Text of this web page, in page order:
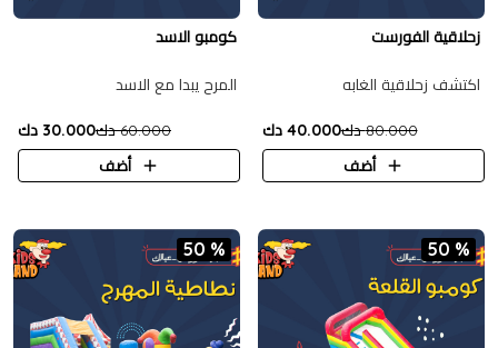
زحلاقية الفورست
اكتشف زحلاقية الغابه
80.000 دك
40.000 دك
أضف
كومبو الاسد
المرح يبدا مع الاسد
60.000 دك
30.000 دك
أضف
50 %
50 %